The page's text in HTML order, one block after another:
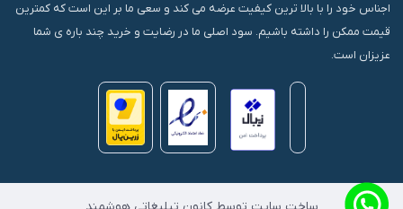
اجناس خود را با بالا ترین کیفیت عرضه می کند و سعی ما بر این است که کمترین
قیمت ممکن را داشته باشیم. سود اصلی ما در رضایت و خرید چند باره ی شما
عزیزان است.